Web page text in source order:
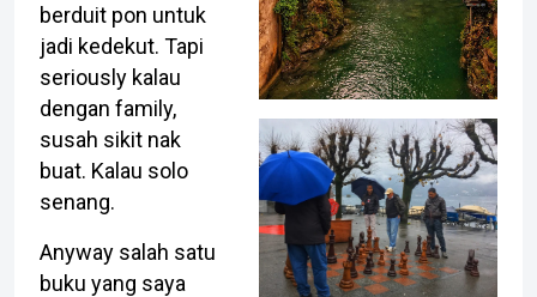
berduit pon untuk
jadi kedekut. Tapi
seriously kalau
dengan family,
susah sikit nak
buat. Kalau solo
senang.
Anyway salah satu
buku yang saya